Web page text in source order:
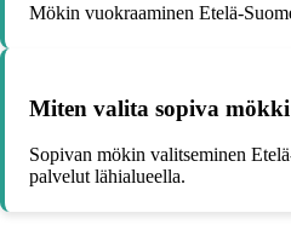
Mökin vuokraaminen Etelä-
Miten valita sopiva
Sopivan mökin valitseminen
palvelut lähialueella.